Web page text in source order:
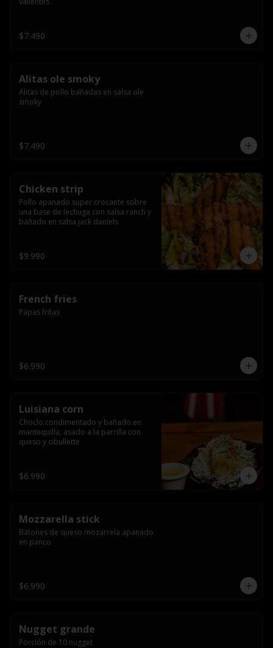
$7.490
Alitas ole smoky
Alitas de pollo bañadas en salsa ole
smoky
$7.490
Chicken strip
Pollo apanado super crocante sobre
una base de lechuga con salsa ranch y
bañado en salsa jack daniels
$9.990
French fries
Papas fritas
$6.990
Luisiana corn
Choclo condimentado y bañado en
mantequilla, asado a la parrilla con
queso y cibullette
$6.990
Mozzarella stick
Batones de queso mozarrela apanado
en panco
$6.990
Nugget grande
Porción de 10 nugget